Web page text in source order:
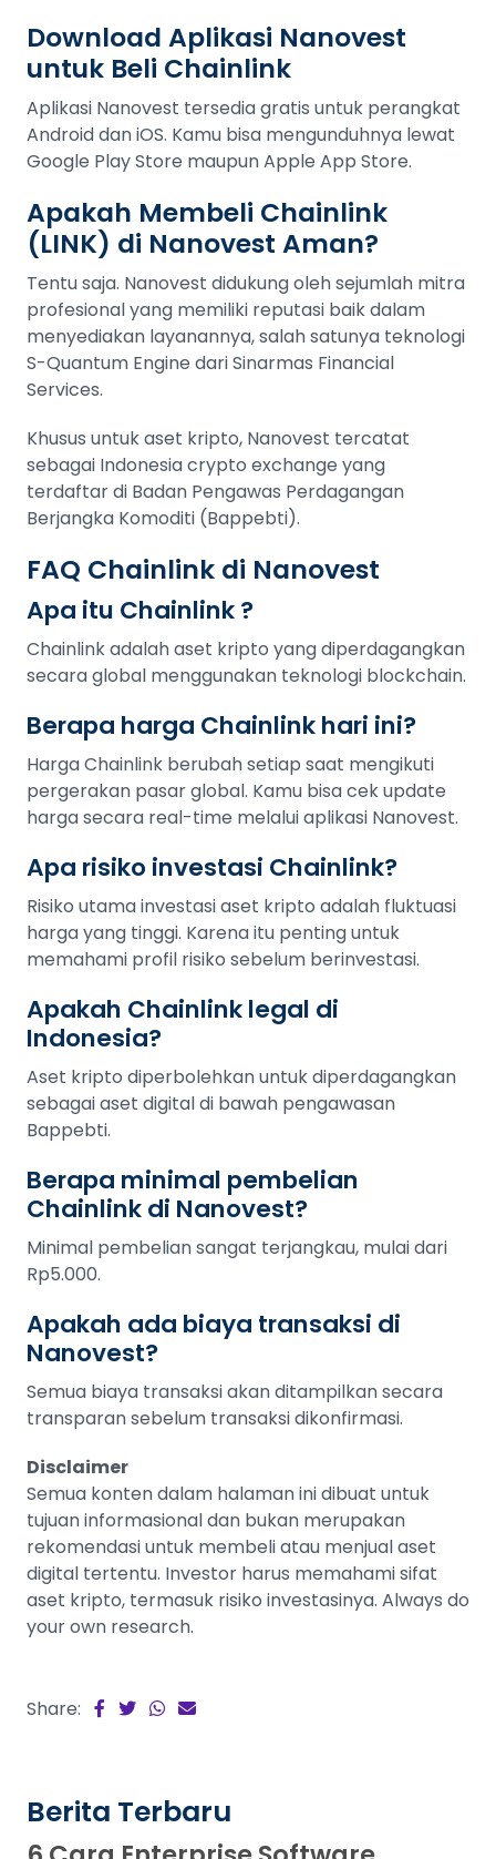
Download Aplikasi Nanovest
untuk Beli Chainlink
Aplikasi Nanovest tersedia gratis untuk perangkat
Android dan iOS. Kamu bisa mengunduhnya lewat
Google Play Store maupun Apple App Store.
Apakah Membeli Chainlink
(LINK) di Nanovest Aman?
Tentu saja. Nanovest didukung oleh sejumlah mitra
profesional yang memiliki reputasi baik dalam
menyediakan layanannya, salah satunya teknologi
S-Quantum Engine dari Sinarmas Financial
Services.
Khusus untuk aset kripto, Nanovest tercatat
sebagai Indonesia crypto exchange yang
terdaftar di Badan Pengawas Perdagangan
Berjangka Komoditi (Bappebti).
FAQ Chainlink di Nanovest
Apa itu Chainlink ?
Chainlink adalah aset kripto yang diperdagangkan
secara global menggunakan teknologi blockchain.
Berapa harga Chainlink hari ini?
Harga Chainlink berubah setiap saat mengikuti
pergerakan pasar global. Kamu bisa cek update
harga secara real-time melalui aplikasi Nanovest.
Apa risiko investasi Chainlink?
Risiko utama investasi aset kripto adalah fluktuasi
harga yang tinggi. Karena itu penting untuk
memahami profil risiko sebelum berinvestasi.
Apakah Chainlink legal di
Indonesia?
Aset kripto diperbolehkan untuk diperdagangkan
sebagai aset digital di bawah pengawasan
Bappebti.
Berapa minimal pembelian
Chainlink di Nanovest?
Minimal pembelian sangat terjangkau, mulai dari
Rp5.000.
Apakah ada biaya transaksi di
Nanovest?
Semua biaya transaksi akan ditampilkan secara
transparan sebelum transaksi dikonfirmasi.
Disclaimer
Semua konten dalam halaman ini dibuat untuk
tujuan informasional dan bukan merupakan
rekomendasi untuk membeli atau menjual aset
digital tertentu. Investor harus memahami sifat
aset kripto, termasuk risiko investasinya. Always do
your own research.
Share:
Berita Terbaru